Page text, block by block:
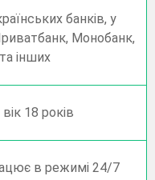
банків, у
Монобанк,
інших
18 років
в режимі 24/7